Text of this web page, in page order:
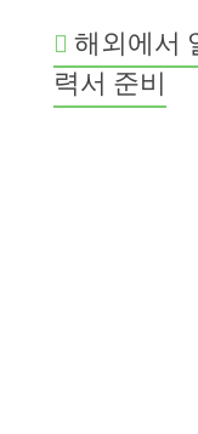
해외에서
력서 준비